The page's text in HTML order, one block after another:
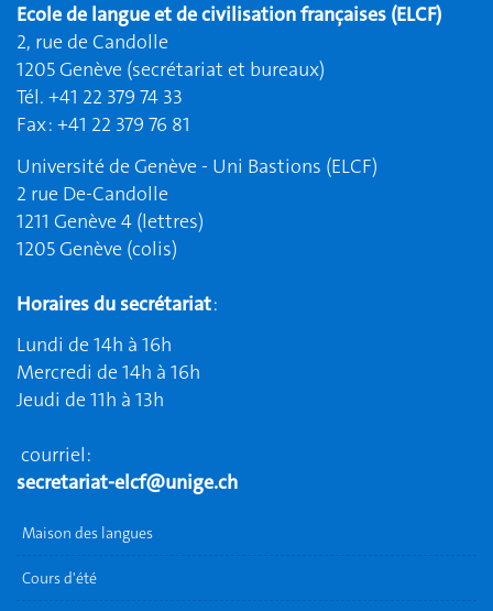
Ecole de langue et de civilisation françaises (ELCF)
2, rue de Candolle
1205 Genève (secrétariat et bureaux)
Tél. +41 22 379 74 33
Fax : +41 22 379 76 81
Université de Genève - Uni Bastions (ELCF)
2 rue De-Candolle
1211 Genève 4 (lettres)
1205 Genève (colis)
Horaires du secrétariat:
Lundi de 14h à 16h
Mercredi de 14h à 16h
Jeudi de 11h à 13h
courriel:
secretariat-elcf@unige.ch
Maison des langues
Cours d'été